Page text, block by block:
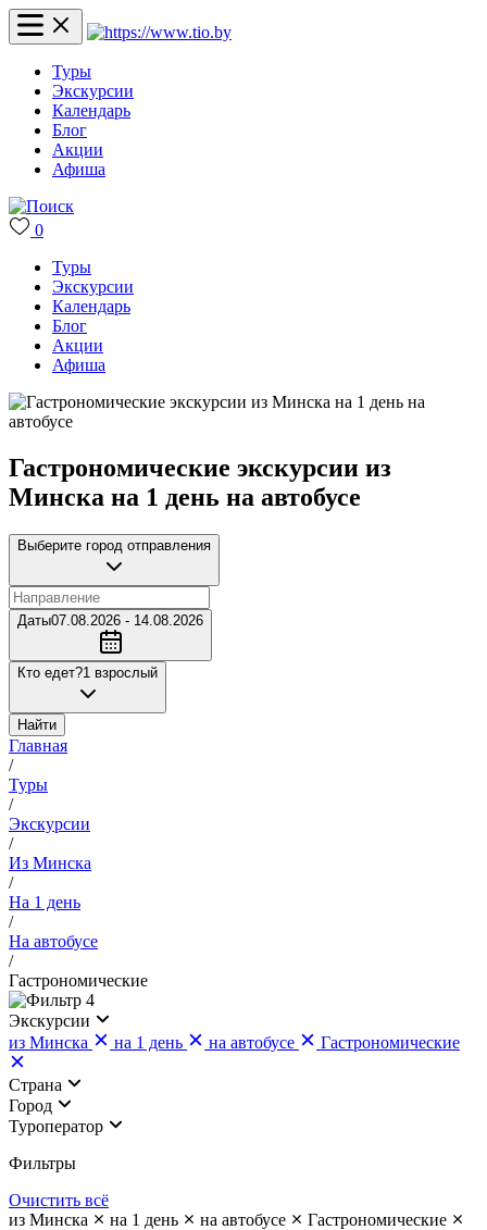
Туры
Экскурсии
Календарь
Блог
Акции
Афиша
0
Туры
Экскурсии
Календарь
Блог
Акции
Афиша
Гастрономические экскурсии из
Минска на 1 день на автобусе
Выберите город отправления
Даты07.08.2026 - 14.08.2026
Кто едет?1 взрослый
Найти
Главная
/
Туры
/
Экскурсии
/
Из Минска
/
На 1 день
/
На автобусе
/
Гастрономические
4
Экскурсии
из Минска
на 1 день на автобусе Гастрономические
Страна
Город
Туроператор
Фильтры
Очистить всё
из Минска
на 1 день на автобусе
Гастрономические